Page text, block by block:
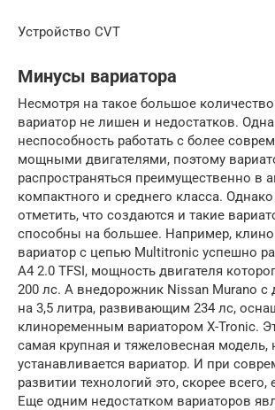
Устройство CVT
Минусы вариатора
Несмотря на такое большое
вариатор не лишен и недостатков.
неспособность работать с более
мощными двигателями, поэтому
распространяться преимущественно в
компактного и среднего класса.
отметить, что создаются и такие
способны на большее. Например,
вариатор с цепью Multitronic успешно
A4 2.0 TFSI, мощность двигателя
200 лс. А внедорожник Nissan Murano с
на 3,5 литра, развивающим 234 лс,
клиноременным вариатором X-Tronic.
самая крупная и тяжеловесная модель,
устанавливается вариатор. И при
развитии технологий это, скорее
Еще одним недостатком вариаторов